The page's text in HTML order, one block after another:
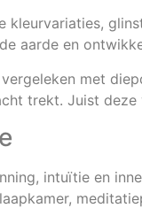
aarde en
met
trekt. Juist
intuïtie en